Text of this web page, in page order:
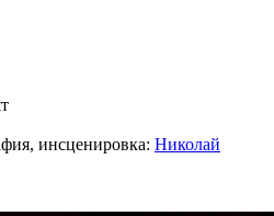
инсценировка: Николай